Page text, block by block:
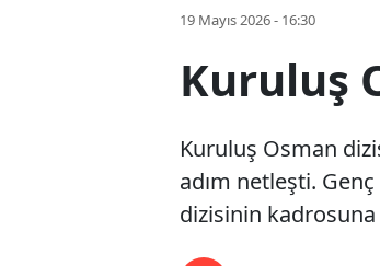
19 Mayıs 2026 - 16:30
Kuruluş
Kuruluş Osman
adım netleşti.
dizisinin